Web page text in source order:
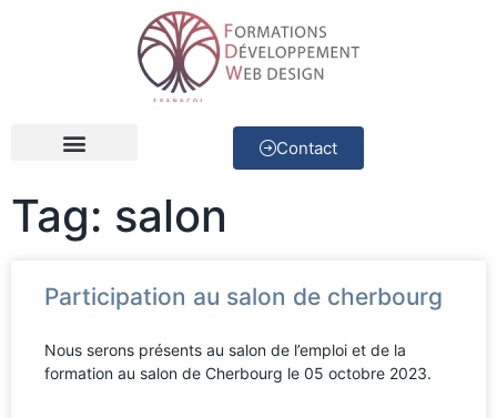
Contact
Tag: salon
Participation au salon de cherbourg
Nous serons présents au salon de l’emploi et de la
formation au salon de Cherbourg le 05 octobre 2023.